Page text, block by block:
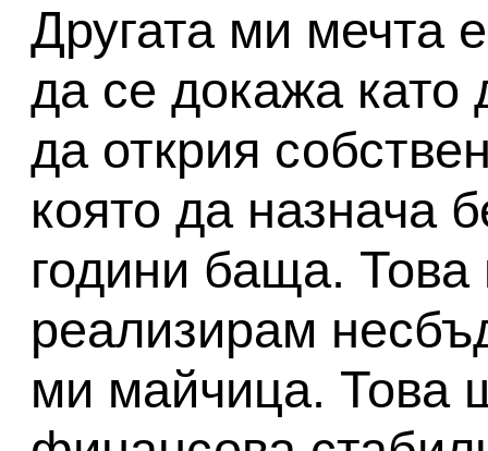
Другата ми мечта
да се докажа като
да открия
която да назнача
години баща.
реализирам
ми майчица. Това